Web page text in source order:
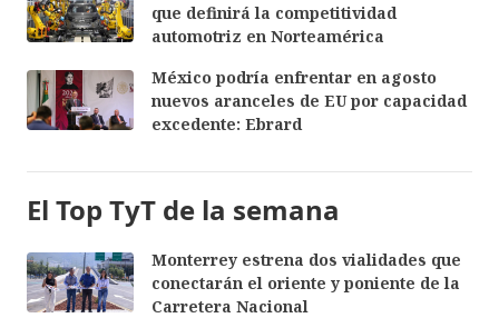
que definirá la competitividad
automotriz en Norteamérica
México podría enfrentar en agosto
nuevos aranceles de EU por capacidad
excedente: Ebrard
El Top TyT de la semana
Monterrey estrena dos vialidades que
conectarán el oriente y poniente de la
Carretera Nacional